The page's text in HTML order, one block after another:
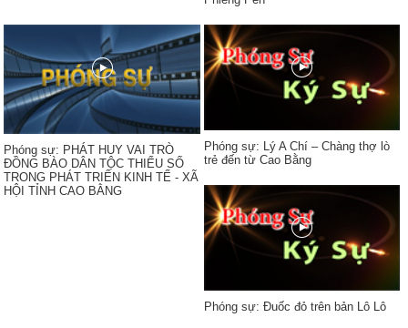
Phóng sự: PHÁT HUY VAI TRÒ
ĐỒNG BÀO DÂN TỘC THIỂU SỐ
TRONG PHÁT TRIỂN KINH TẾ - XÃ
HỘI TỈNH CAO BẰNG
Phóng sự: Lý A Chí – Chàng thợ lò
trẻ đến từ Cao Bằng
Phóng sự: Đuốc đỏ trên bản Lô Lô